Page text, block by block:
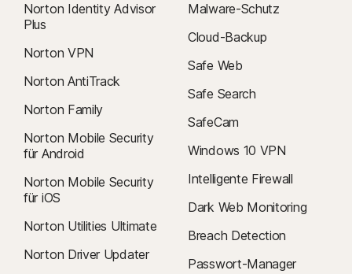
Norton Identity Advisor
Plus
Norton VPN
Norton AntiTrack
Norton Family
Norton Mobile Security
für Android
Norton Mobile Security
für iOS
Norton Utilities Ultimate
Norton Driver Updater
Malware-Schutz
Cloud-Backup
Safe Web
Safe Search
SafeCam
Windows 10 VPN
Intelligente Firewall
Dark Web Monitoring
Breach Detection
Passwort-Manager